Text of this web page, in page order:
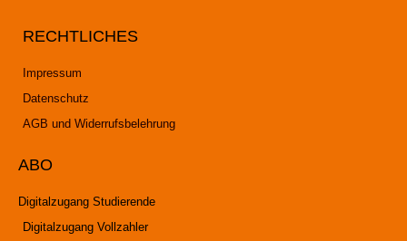
RECHTLICHES
Impressum
Datenschutz
AGB und Widerrufsbelehrung
ABO
Digitalzugang Studierende
Digitalzugang Vollzahler